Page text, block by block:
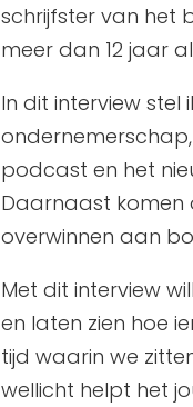
schrijfster van het
meer dan 12 jaar
In dit interview
podcast en het
Daarnaast komen
overwinnen aan
Met dit interview
en laten zien hoe
tijd waarin we
wellicht helpt het